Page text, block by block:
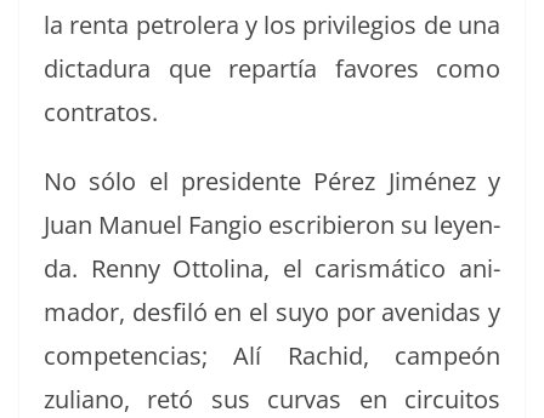
la renta petrol­era y los priv­i­le­gios de una
dic­tadu­ra que repartía favores como
contratos.
No sólo el pres­i­dente Pérez Jiménez y
Juan Manuel Fan­gio escri­bieron su leyen­
da. Ren­ny Ottoli­na, el caris­máti­co ani­
mador, des­filó en el suyo por avenidas y
com­pe­ten­cias; Alí Rachid, campeón
zuliano, retó sus cur­vas en cir­cuitos